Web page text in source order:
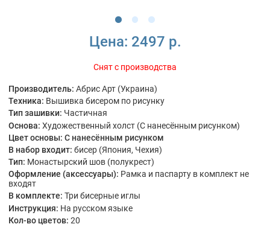
Цена: 2497 р.
Снят с производства
Производитель: Абрис Арт (Украина)
Техника: Вышивка бисером по рисунку
Тип зашивки: Частичная
Основа: Художественный холст (С нанесённым рисунком)
Цвет основы: С нанесённым рисунком
В набор входит: бисер (Япония, Чехия)
Тип: Монастырский шов (полукрест)
Оформление (аксессуары): Рамка и паспарту в комплект не
входят
В комплекте: Три бисерные иглы
Инструкция: На русском языке
Кол-во цветов: 20